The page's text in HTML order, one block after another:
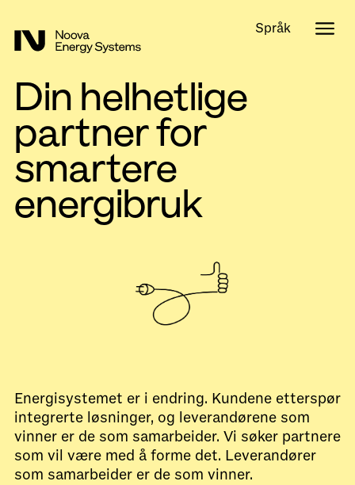
Din helhetlige
partner for
smartere
energibruk
Energisystemet er i endring. Kundene etterspør
integrerte løsninger, og leverandørene som
vinner er de som samarbeider. Vi søker partnere
som vil være med å forme det. Leverandører
som samarbeider er de som vinner.
Språk